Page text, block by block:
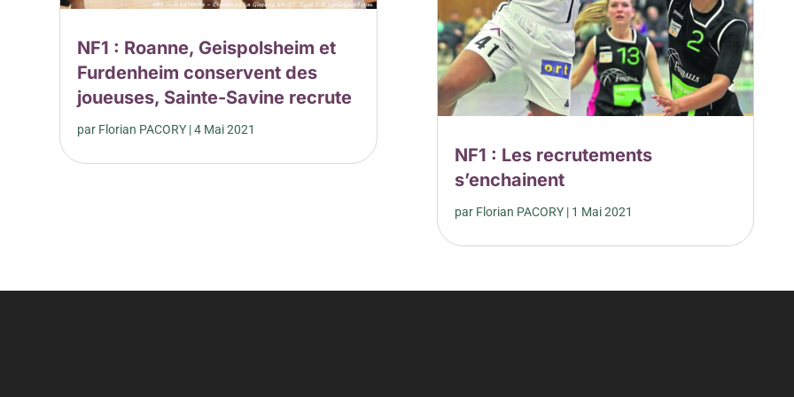
NF1 : Roanne, Geispolsheim et
Furdenheim conservent des
joueuses, Sainte-Savine recrute
par Florian PACORY |4 Mai 2021
NF1 : Les recrutements
s’enchainent
par Florian PACORY| 1 Mai 2021